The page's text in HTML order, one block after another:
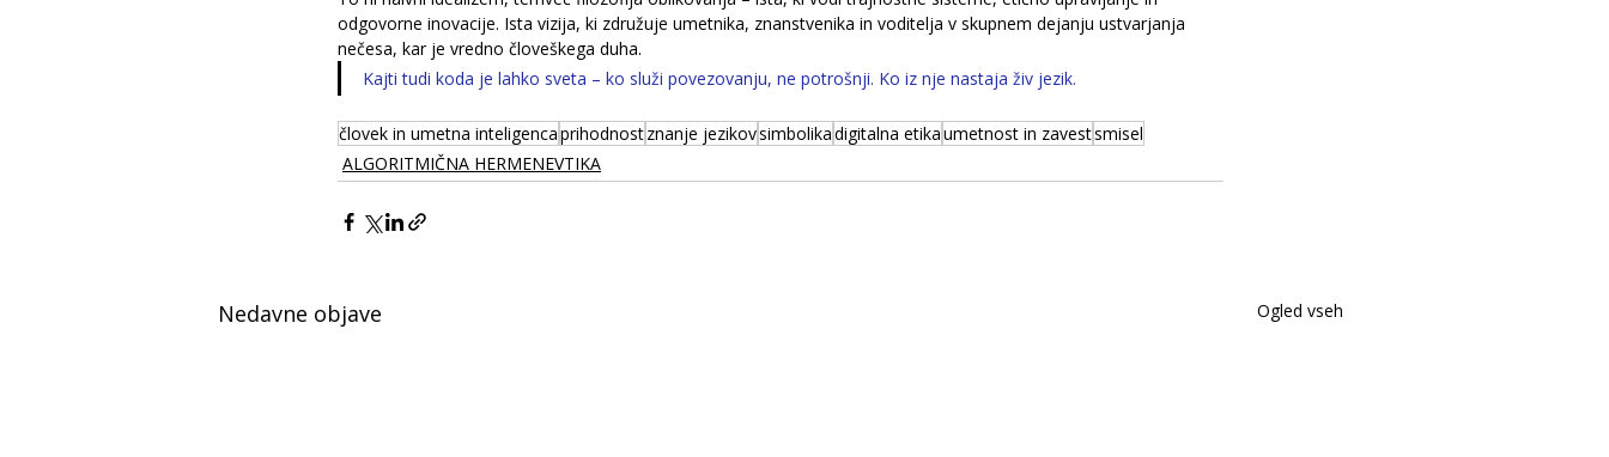
odgovorne inovacije. Ista vizija, ki združuje umetnika, znanstvenika in voditelja v skupnem dejanju ustvarjanja
nečesa, kar je vredno človeškega duha.
Kajti tudi koda je lahko sveta – ko služi povezovanju, ne potrošnji. Ko iz nje nastaja živ jezik.
človek in umetna inteligencaprihodnostznanje jezikovsimbolikadigitalna etikaumetnost in zavestsmisel
ALGORITMIČNA HERMENEVTIKA
Nedavne objave Ogled vseh